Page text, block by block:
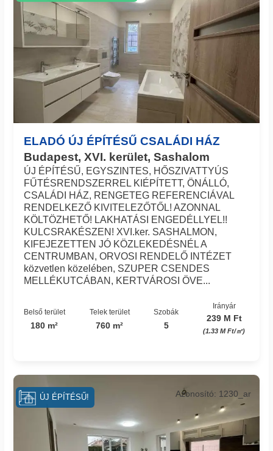
ELADÓ ÚJ ÉPÍTÉSŰ CSALÁDI HÁZ
Budapest, XVI. kerület, Sashalom
ÚJ ÉPÍTÉSŰ, EGYSZINTES, HŐSZIVATTYÚS
FŰTÉSRENDSZERREL KIÉPÍTETT, ÖNÁLLÓ,
CSALÁDI HÁZ, RENGETEG REFERENCIÁVAL
RENDELKEZŐ KIVITELEZŐTŐL! AZONNAL
KÖLTÖZHETŐ! LAKHATÁSI ENGEDÉLLYEL!!
KULCSRAKÉSZEN! XVI.ker. SASHALMON,
KIFEJEZETTEN JÓ KÖZLEKEDÉSNÉL A
CENTRUMBAN, ORVOSI RENDELŐ INTÉZET
közvetlen közelében, SZUPER CSENDES
MELLÉKUTCÁBAN, KERTVÁROSI ÖVE...
Belső terület
180 m²
Telek terület
760 m²
Szobák
5
Irányár
239 M Ft
(1.33 M Ft/㎡)
Azonosító: 1230_ar
ÚJ ÉPÍTÉSŰ!